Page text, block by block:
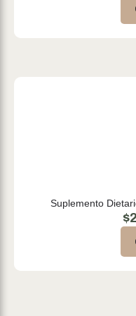
Suplemento
$